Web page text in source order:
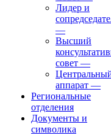
Лидер и
—
Высший
совет —
аппарат —
Региональные
отделения
Документы и
символика